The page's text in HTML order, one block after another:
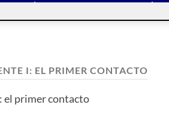
I: EL PRIMER CONTACTO
el primer contacto